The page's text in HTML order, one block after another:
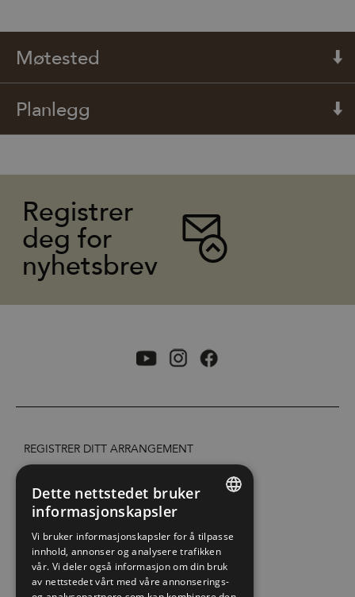
Møtested
Planlegg
Registrer
deg for
nyhetsbrev
REGISTRER DITT ARRANGEMENT
TILGJENGELIGHETSERKLÆRING
SITE MAP
NORWEGIAN
GERMAN
Dette nettstedet bruker
informasjonskapsler
Vi bruker informasjonskapsler for å tilpasse
innhold, annonser og analysere trafikken
vår. Vi deler også informasjon om din bruk
av nettstedet vårt med våre annonserings-